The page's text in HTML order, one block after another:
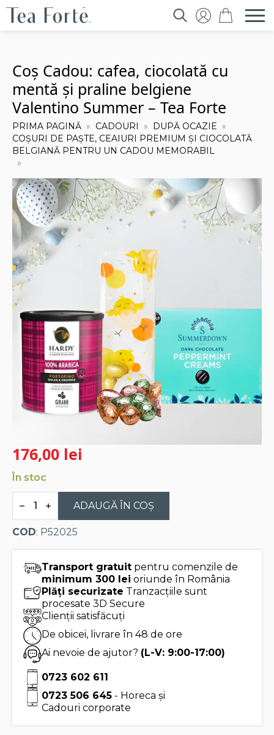
Coș Cadou: cafea, ciocolată cu
mentă și praline belgiene
Valentino Summer – Tea Forte
PRIMA PAGINĂ CADOURI
DUPĂ OCAZIE
COȘURI DE PAȘTE, CEAIURI PREMIUM ȘI CIOCOLATĂ
BELGIANĂ PENTRU UN CADOU MEMORABIL
176,00 lei
În stoc
Cantitate
Coș
cafea,
ciocolată
praline
belgiene
Valentino
Summer
Tea
Forte
ADAUGĂ ÎN COȘ
COD: P52025
Transport gratuit pentru comenzile de
minimum 300 lei oriunde în România
Plăți securizate Tranzacțiile sunt
procesate 3D Secure
Clienții satisfăcuți
De obicei, livrare în 48 de ore
Ai nevoie de ajutor? (L-V: 9:00-17:00)
0723 602 611
0723 506 645 - Horeca și
Cadouri corporate